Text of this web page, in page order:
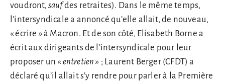
voudront, saufdes retraites). Dans le même temps,
l’intersyndicale a annoncé qu’elle allait, de nouveau,
« écrire » à Macron. Et de son côté, Elisabeth Borne a
écrit aux dirigeants de l’intersyndicale pour leur
proposer un « entretien » ; Laurent Berger (CFDT) a
déclaré qu’il allait s’y rendre pour parler à la Première